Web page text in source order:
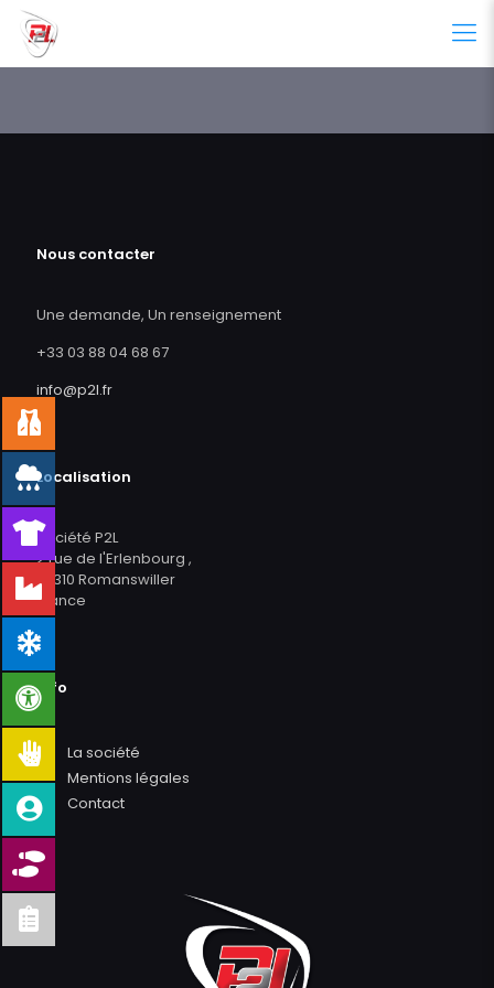
Nous contacter
Une demande, Un renseignement
+33 03 88 04 68 67
info@p2l.fr
Localisation
Société P2L
2 rue de l'Erlenbourg ,
67310 Romanswiller
France
Info
● La société
● Mentions légales
● Contact